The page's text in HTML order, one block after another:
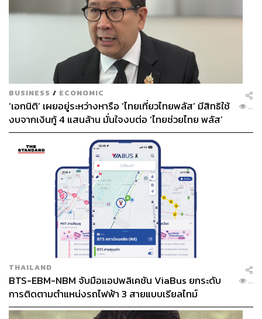
BUSINESS / ECONOMIC
‘เอกนิติ’ เผยอยู่ระหว่างหารือ ‘ไทยเที่ยวไทยพลัส’ มีสิทธิใช้
งบจากเงินกู้ 4 แสนล้าน มั่นใจงบต่อ ‘ไทยช่วยไทย พลัส’
เฟส 2 มีเพียงพอ
...
THAILAND
BTS-EBM-NBM จับมือแอปพลิเคชัน ViaBus ยกระดับ
การติดตามตำแหน่งรถไฟฟ้า 3 สายแบบเรียลไทม์
...